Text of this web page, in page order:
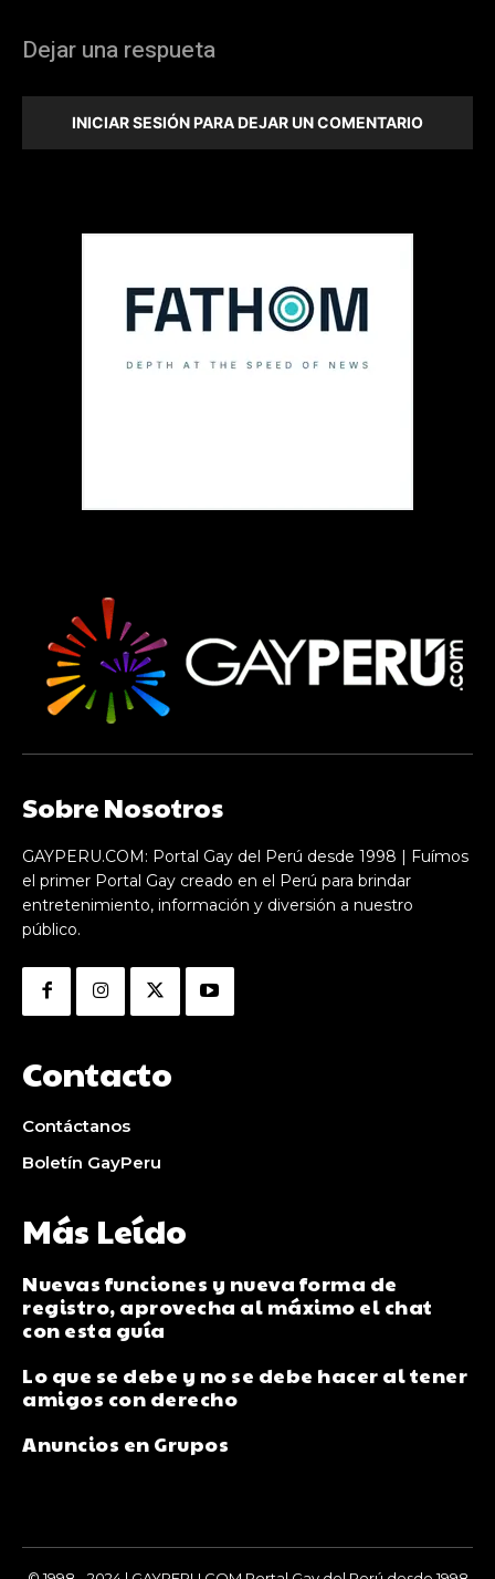
Dejar una respueta
INICIAR SESIÓN PARA DEJAR UN COMENTARIO
Sobre Nosotros
GAYPERU.COM: Portal Gay del Perú desde 1998 | Fuímos
el primer Portal Gay creado en el Perú para brindar
entretenimiento, información y diversión a nuestro
público.
Contacto
Contáctanos
Boletín GayPeru
Más Leído
Nuevas funciones y nueva forma de
registro, aprovecha al máximo el chat
con esta guía
Lo que se debe y no se debe hacer al tener
amigos con derecho
Anuncios en Grupos